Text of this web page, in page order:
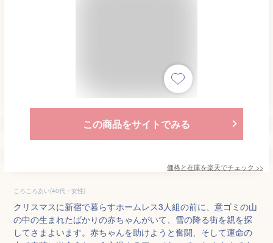
この商品をサイトでみる
価格と在庫を楽天でチェック >>
ころころあい(40代・女性)
クリスマスに新宿で暮らすホームレス3人組の前に、意ゴミの山
の中の生まれたばかりの赤ちゃんがいて、雪の降る街を親を探
してさまよいます。赤ちゃんを助けようと奮闘、そして運命の